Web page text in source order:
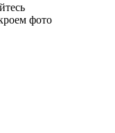
фото